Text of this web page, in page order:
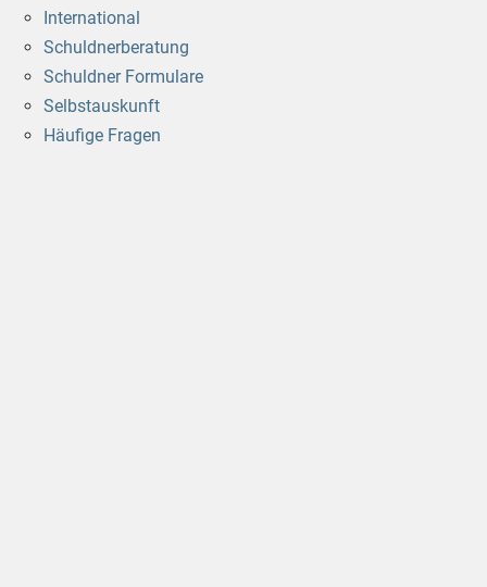
International
Schuldnerberatung
Schuldner Formulare
Selbstauskunft
Häufige Fragen